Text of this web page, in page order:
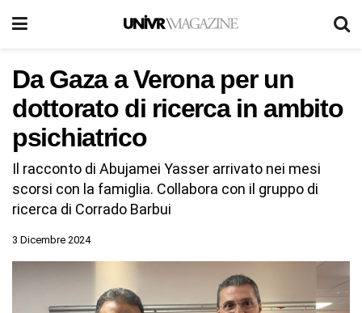
Da Gaza a Verona per un
dottorato di ricerca in ambito
psichiatrico
Il racconto di Abujamei Yasser arrivato nei mesi
scorsi con la famiglia. Collabora con il gruppo di
ricerca di Corrado Barbui
3 Dicembre 2024